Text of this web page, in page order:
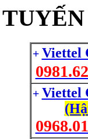
+ Viettel
+ Viettel